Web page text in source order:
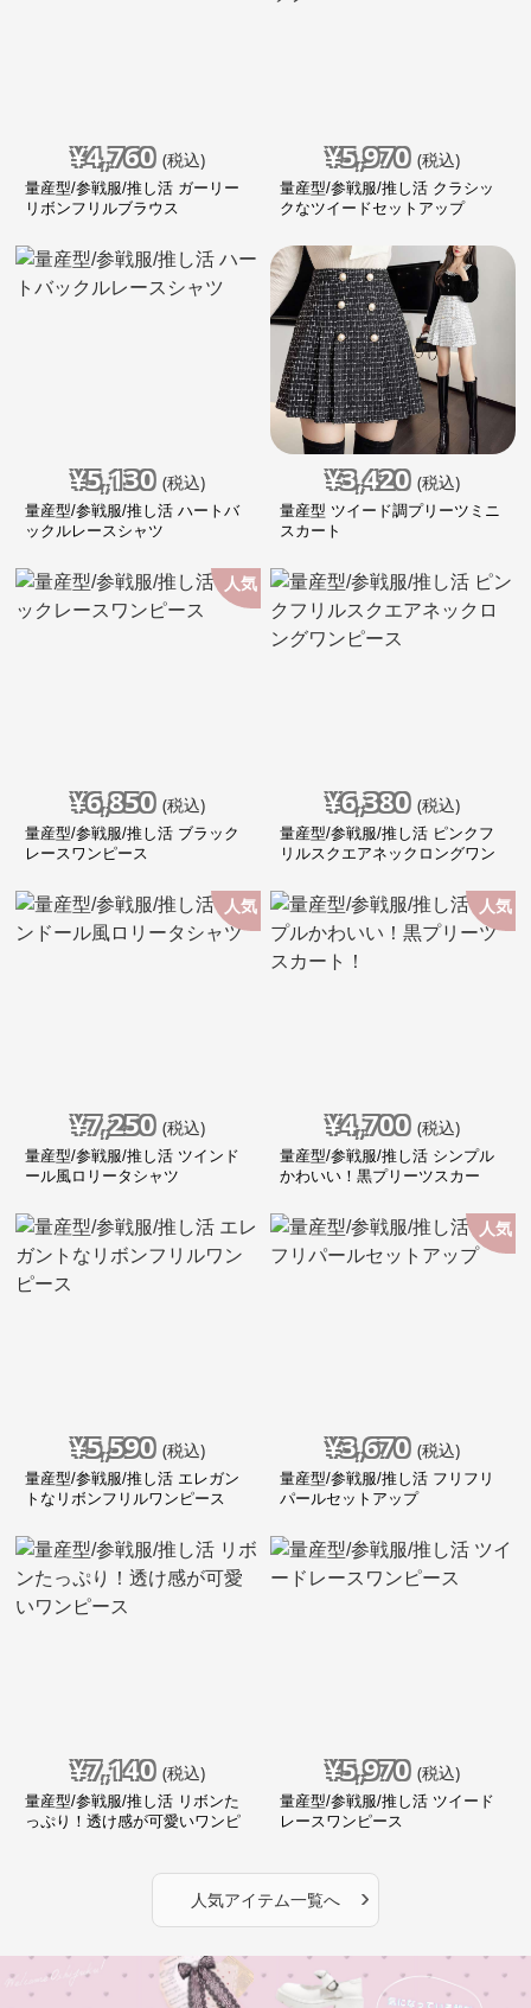
¥4,760 (税込)
量産型/参戦服/推し活 ガーリー
リボンフリルブラウス
¥5,970 (税込)
量産型/参戦服/推し活 クラシッ
クなツイードセットアップ
¥5,130 (税込)
量産型/参戦服/推し活 ハートバ
ックルレースシャツ
¥3,420 (税込)
量産型 ツイード調プリーツミニ
スカート
人気
¥6,850 (税込)
量産型/参戦服/推し活 ブラック
レースワンピース
¥6,380 (税込)
量産型/参戦服/推し活 ピンクフ
リルスクエアネックロングワン
人気
¥7,250 (税込)
量産型/参戦服/推し活 ツインド
ール風ロリータシャツ
人気
¥4,700 (税込)
量産型/参戦服/推し活 シンプル
かわいい！黒プリーツスカー
¥5,590 (税込)
量産型/参戦服/推し活 エレガン
トなリボンフリルワンピース
人気
¥3,670 (税込)
量産型/参戦服/推し活 フリフリ
パールセットアップ
¥7,140 (税込)
量産型/参戦服/推し活 リボンた
っぷり！透け感が可愛いワンピ
¥5,970 (税込)
量産型/参戦服/推し活 ツイード
レースワンピース
人気アイテム一覧へ ›